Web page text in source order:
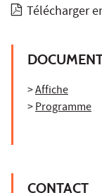
Télécharger
>Affiche
>Programme
CONTACT